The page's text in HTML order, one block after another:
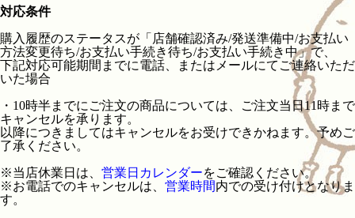
対応条件
購入履歴のステータスが「店舗確認済み/発送準備中/お支払い
方法変更待ち/お支払い手続き待ち/お支払い手続き中」で、
下記対応可能期間までに電話、またはメールにてご連絡いただ
いた場合
・10時半までにご注文の商品については、ご注文当日11時まで
キャンセルを承ります。
以降につきましてはキャンセルをお受けできかねます。予めご
了承ください。
※当店休業日は、 営業日カレンダーをご確認ください。
※お電話でのキャンセルは、 営業時間内での受け付けとなりま
す。